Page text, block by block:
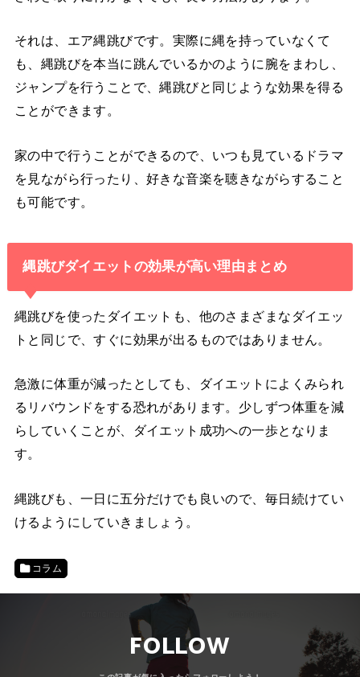
それは、エア縄跳びです。実際に縄を持っていなくて
も、縄跳びを本当に跳んでいるかのように腕をまわし、
ジャンプを行うことで、縄跳びと同じような効果を得る
ことができます。
家の中で行うことができるので、いつも見ているドラマ
を見ながら行ったり、好きな音楽を聴きながらすること
も可能です。
縄跳びダイエットの効果が高い理由まとめ
縄跳びを使ったダイエットも、他のさまざまなダイエッ
トと同じで、すぐに効果が出るものではありません。
急激に体重が減ったとしても、ダイエットによくみられ
るリバウンドをする恐れがあります。少しずつ体重を減
らしていくことが、ダイエット成功への一歩となりま
す。
縄跳びも、一日に五分だけでも良いので、毎日続けてい
けるようにしていきましょう。
コラム
FOLLOW